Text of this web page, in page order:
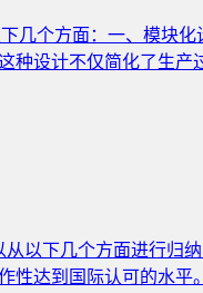
几个方面：一、模块
种设计不仅简化了生
以下几个方面进行归
性达到国际认可的水